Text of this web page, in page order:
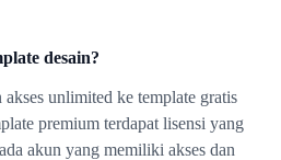
desain?
unlimited ke template gratis
premium terdapat lisensi yang
akun yang memiliki akses dan